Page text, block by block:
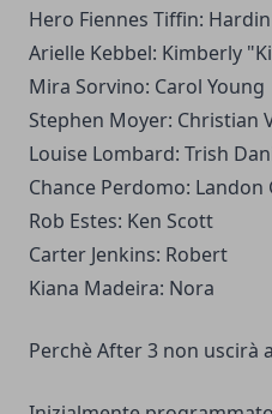
Hero Fiennes Tiffin:
Arielle Kebbel: Kimberly
Mira Sorvino: Carol Young
Stephen Moyer: Christian
Louise Lombard: Trish
Chance Perdomo: Landon
Rob Estes: Ken Scott
Carter Jenkins: Robert
Kiana Madeira: Nora
Perchè After 3 non uscirà